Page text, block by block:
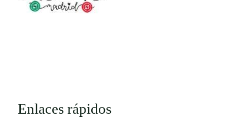
Enlaces rápidos